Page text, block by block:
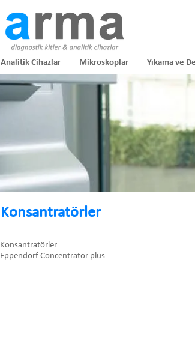
Analitik Cihazlar Mikroskoplar Yıkama ve
Konsantratörler
Konsantratörler
Eppendorf Concentrator plus